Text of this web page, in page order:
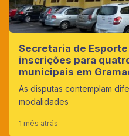
Secretaria de
inscrições para
municipais em
As disputas contemplam
modalidades
1 mês atrás